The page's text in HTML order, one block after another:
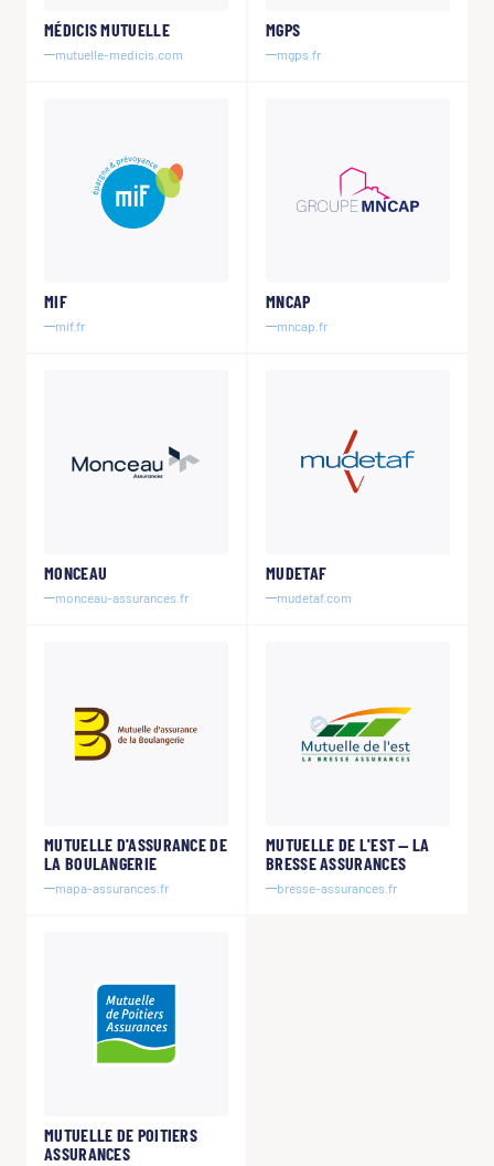
MÉDICIS MUTUELLE
mutuelle-medicis.com
MGPS
mgps.fr
MIF
mif.fr
MNCAP
mncap.fr
MONCEAU
monceau-assurances.fr
MUDETAF
mudetaf.com
MUTUELLE D'ASSURANCE DE
LA BOULANGERIE
mapa-assurances.fr
MUTUELLE DE L'EST — LA
BRESSE ASSURANCES
bresse-assurances.fr
MUTUELLE DE POITIERS
ASSURANCES